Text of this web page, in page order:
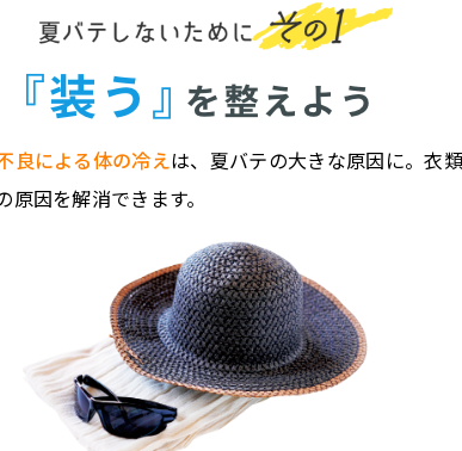
良による体の冷えは、夏バテの大きな原因に。衣
因を解消できます。